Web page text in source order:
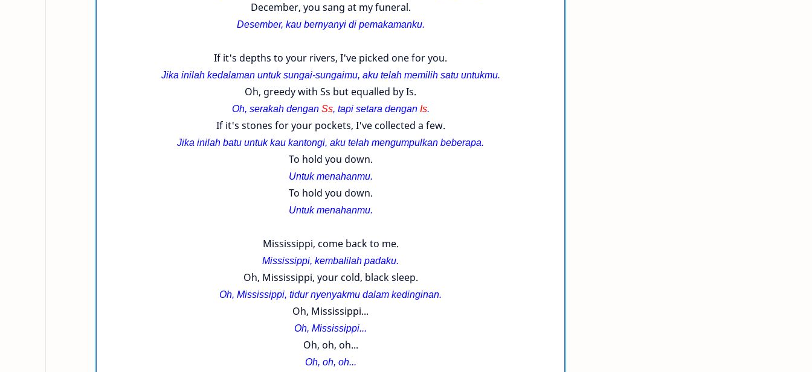
December, you sang at my funeral.
Desember, kau bernyanyi di pemakamanku.
If it's depths to your rivers, I've picked one for you.
Jika inilah kedalaman untuk sungai-sungaimu, aku telah memilih satu untukmu.
Oh, greedy with Ss but equalled by Is.
Oh, serakah denganSs, tapi setara denganIs.
If it's stones for your pockets, I've collected a few.
Jika inilah batu untuk kau kantongi, aku telah mengumpulkan beberapa.
To hold you down.
Untuk menahanmu.
To hold you down.
Untuk menahanmu.
Mississippi, come back to me.
Mississippi, kembalilah padaku.
Oh, Mississippi, your cold, black sleep.
Oh, Mississippi, tidur nyenyakmu dalam kedinginan.
Oh, Mississippi...
Oh, Mississippi...
Oh, oh, oh...
Oh, oh, oh...